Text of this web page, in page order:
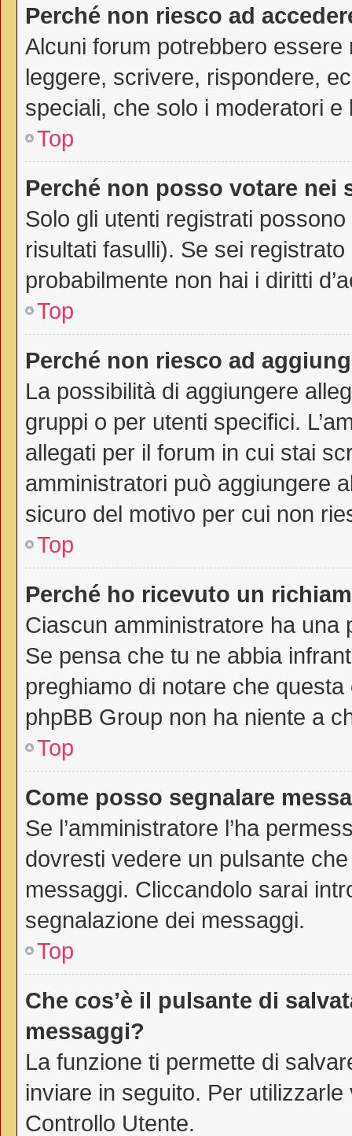
Perché non riesco ad
Alcuni forum potrebbero
leggere, scrivere, rispondere,
speciali, che solo i moderatori
Top
Perché non posso votare nei
Solo gli utenti registrati
risultati fasulli). Se sei
probabilmente non hai i diritti
Top
Perché non riesco ad
La possibilità di aggiungere
gruppi o per utenti specifici.
allegati per il forum in cui stai
amministratori può aggiungere
sicuro del motivo per cui non
Top
Perché ho ricevuto un
Ciascun amministratore ha una
Se pensa che tu ne abbia
preghiamo di notare che
phpBB Group non ha niente a
Top
Come posso segnalare
Se l’amministratore l’ha
dovresti vedere un pulsante
messaggi. Cliccandolo sarai
segnalazione dei messaggi.
Top
Che cos’è il pulsante di
messaggi?
La funzione ti permette di
inviare in seguito. Per
Controllo Utente.